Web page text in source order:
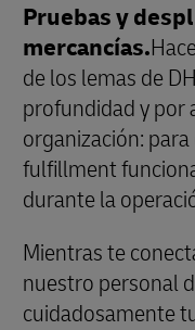
Pruebas y
mercancías.
de los lemas de
profundidad y por
organización:
fulfillment
durante la
Mientras te
nuestro personal
cuidadosamente